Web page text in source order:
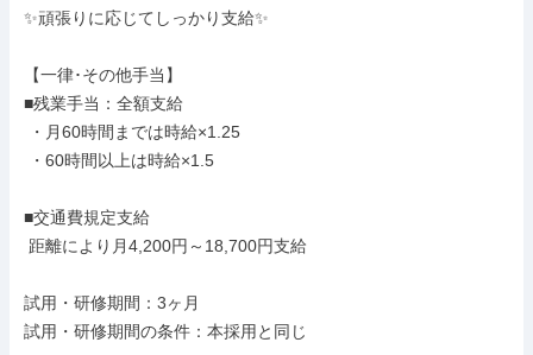
✨頑張りに応じてしっかり支給✨
【一律･その他手当】
■残業手当：全額支給
■交通費規定支給
試用・研修期間：3ヶ月
試用・研修期間の条件：本採用と同じ